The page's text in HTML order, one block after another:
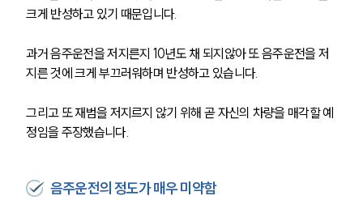
크게 반성하고 있기 때문입니다.
과거 음주운전을 저지른지 10년도 채 되지않아 또 음주운전을 저
지른 것에 크게 부끄러워하며 반성하고 있습니다.
그리고 또 재범을 저지르지 않기 위해 곧 자신의 차량을 매각할 예
정임을 주장했습니다.
음주운전의 정도가 매우 미약함